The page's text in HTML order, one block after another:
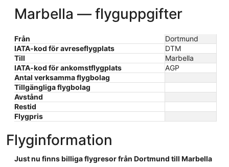
Marbella — flyguppgifter
Från
Dortmund
IATA-kod för avreseflygplats
DTM
Till
Marbella
IATA-kod för ankomstflygplats
AGP
Antal verksamma flygbolag
Tillgängliga flygbolag
Avstånd
Restid
Flygpris
Flyginformation
Just nu finns billiga flygresor från Dortmund till Marbella